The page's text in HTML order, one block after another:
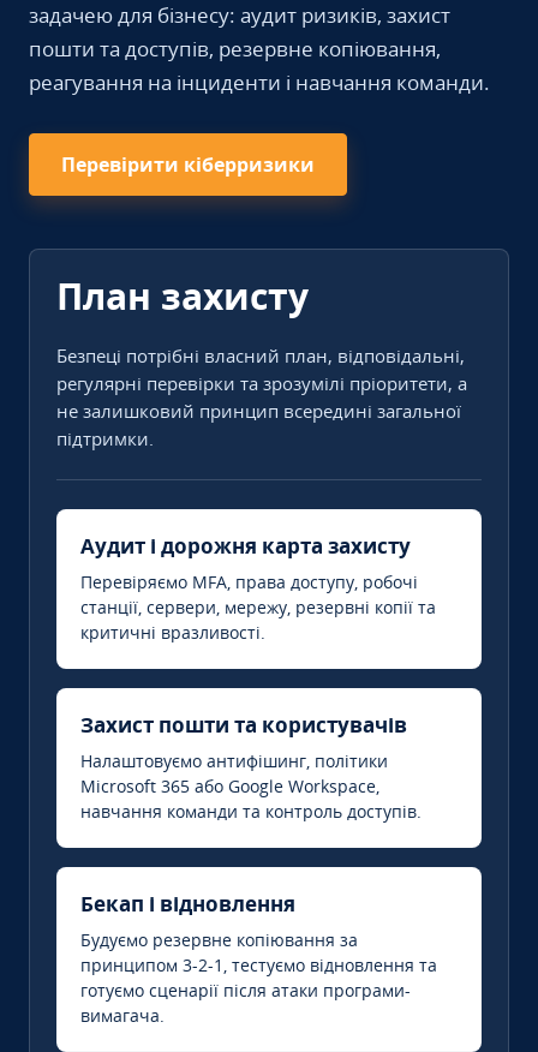
задачею для бізнесу: аудит ризиків, захист
пошти та доступів, резервне копіювання,
реагування на інциденти і навчання команди.
Перевірити кіберризики
План захисту
Безпеці потрібні власний план, відповідальні,
регулярні перевірки та зрозумілі пріоритети, а
не залишковий принцип всередині загальної
підтримки.
Аудит і дорожня карта захисту
Перевіряємо MFA, права доступу, робочі
станції, сервери, мережу, резервні копії та
критичні вразливості.
Захист пошти та користувачів
Налаштовуємо антифішинг, політики
Microsoft 365 або Google Workspace,
навчання команди та контроль доступів.
Бекап і відновлення
Будуємо резервне копіювання за
принципом 3-2-1, тестуємо відновлення та
готуємо сценарії після атаки програми-
вимагача.